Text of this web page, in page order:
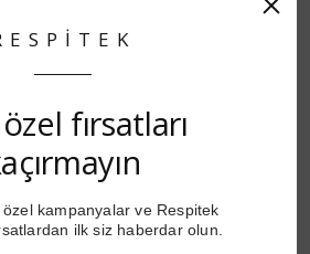
fırsatları
kampanyalar ve Respitek
ilk siz haberdar olun.
kullanım devamlılığı için
bir özelliktir.
seçeneği ile kullanım
ağız kuruluklarını
Ayrıca ClimateLineAir*